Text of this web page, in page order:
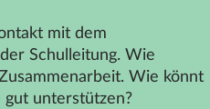
mit dem
Schulleitung. Wie
Wie könnt
gut unterstützen?